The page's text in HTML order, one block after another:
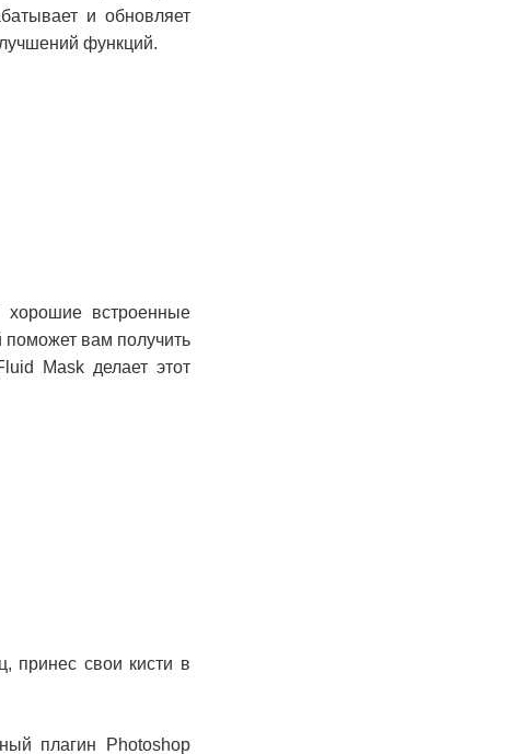
и обновляет
функций.
встроенные
вам получить
Mask делает этот
принес свои кисти в
плагин Photoshop